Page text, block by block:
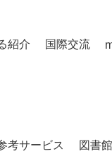
紹介 国際交流
考サービス 図書